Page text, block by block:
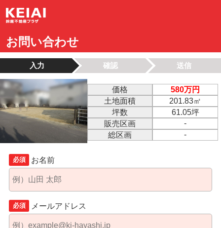
お問い合わせ
入力 確認 送信
価格
土地面積
坪数
販売区画
総区画
580万円
201.83㎡
61.05坪
-
-
必須 お名前
必須 メールアドレス